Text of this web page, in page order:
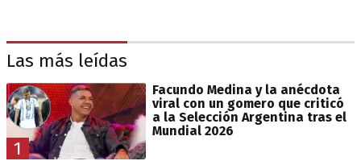
Las más leídas
1
Facundo Medina y la anécdota
viral con un gomero que criticó
a la Selección Argentina tras el
Mundial 2026